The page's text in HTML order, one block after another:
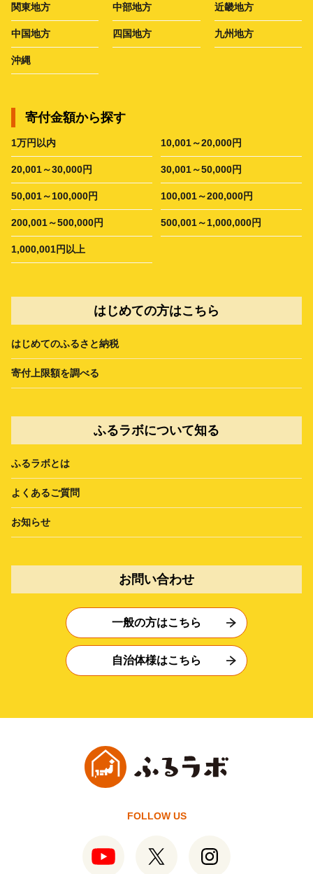
関東地方 中部地方 近畿地方
中国地方 四国地方 九州地方
沖縄
寄付金額から探す
1万円以内 10,001～20,000円
20,001～30,000円 30,001～50,000円
50,001～100,000円 100,001～200,000円
200,001～500,000円 500,001～1,000,000円
1,000,001円以上
はじめての方はこちら
はじめてのふるさと納税
寄付上限額を調べる
ふるラボについて知る
ふるラボとは
よくあるご質問
お知らせ
お問い合わせ
一般の方はこちら
自治体様はこちら
FOLLOW US